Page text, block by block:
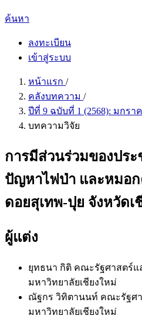
ค้นหา
ลงทะเบียน
เข้าสู่ระบบ
หน้าแรก /
คลังบทความ /
ปีที่ 9 ฉบับที่ 1 (2568): มกร
บทความวิจัย
การมีส่วนร่วมของปร
ปัญหาไฟป่า และหมอ
ดอยสุเทพ-ปุย จังหวัดเ
ผู้แต่ง
ยุทธนา กิติ คณะรัฐศาสตร์แ
มหาวิทยาลัยเชียงใหม่
ณัฐกร วิทิตานนท์ คณะรัฐศ
มหาวิทยาลัยเชียงใหม่